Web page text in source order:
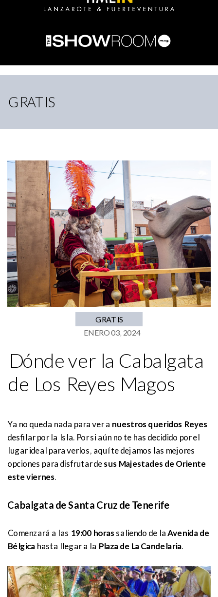
GRATIS
GRATIS
ENERO 03, 2024
Dónde ver la Cabalgata
de Los Reyes Magos
Ya no queda nada para ver a nuestros queridos Reyes
desfilar por la Isla. Por si aún no te has decidido por el
lugar ideal para verlos, aquí te dejamos las mejores
opciones para disfrutar desus Majestades de Oriente
este viernes.
Cabalgata de Santa Cruz de Tenerife
Comenzará a las 19:00 horassaliendo de laAvenida de
Bélgica hasta llegar a la Plaza de La Candelaria.